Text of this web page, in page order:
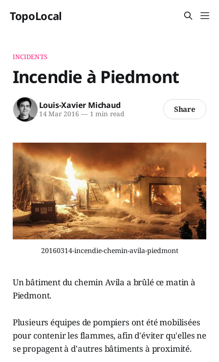
TopoLocal
INCIDENTS
Incendie à Piedmont
Louis-Xavier Michaud
14 Mar 2016 —1 min read Share
20160314-incendie-chemin-avila-piedmont
Un bâtiment du chemin Avila a brûlé ce matin à
Piedmont.
Plusieurs équipes de pompiers ont été mobilisées
pour contenir les flammes, afin d'éviter qu'elles ne
se propagent à d'autres bâtiments à proximité.